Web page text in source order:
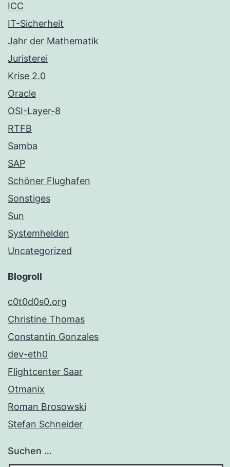
ICC
IT-Sicherheit
Jahr der Mathematik
Juristerei
Krise 2.0
Oracle
OSI-Layer-8
RTFB
Samba
SAP
Schöner Flughafen
Sonstiges
Sun
Systemhelden
Uncategorized
Blogroll
c0t0d0s0.org
Christine Thomas
Constantin Gonzales
dev-eth0
Flightcenter Saar
Otmanix
Roman Brosowski
Stefan Schneider
Suchen …